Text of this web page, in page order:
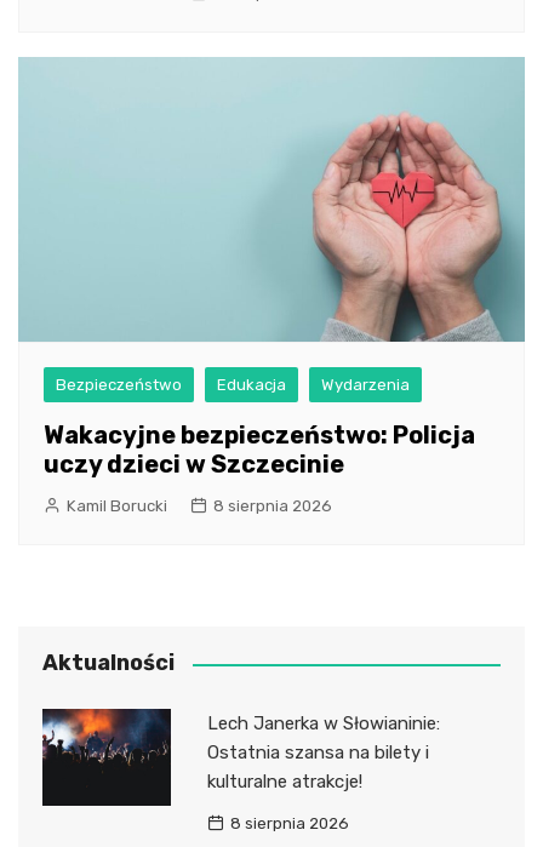
Bezpieczeństwo Edukacja Wydarzenia
Wakacyjne bezpieczeństwo: Policja
uczy dzieci w Szczecinie
Kamil Borucki 8 sierpnia 2026
Aktualności
Lech Janerka w Słowianinie:
Ostatnia szansa na bilety i
kulturalne atrakcje!
8 sierpnia 2026